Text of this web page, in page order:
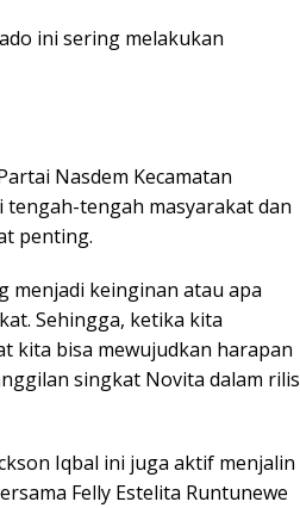
ini sering melakukan
Nasdem Kecamatan
tengah masyarakat dan
penting.
menjadi keinginan atau apa
Sehingga, ketika kita
kita bisa mewujudkan harapan
singkat Novita dalam rilis
Iqbal ini juga aktif menjalin
Felly Estelita Runtunewe